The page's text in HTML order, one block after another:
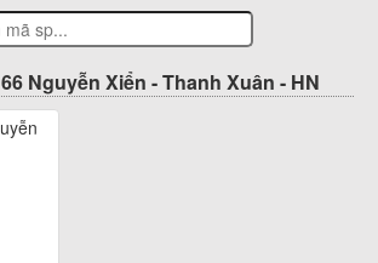
66 Nguyễn Xiển - Thanh Xuân - HN